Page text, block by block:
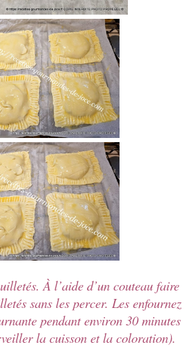
À l’aide d’un couteau faire
sans les percer. Les enfournez
pendant environ 30 minutes
la cuisson et la coloration).